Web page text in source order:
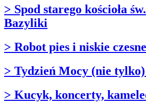
> Spod starego kościoła
Bazyliki
> Robot pies i niskie czesne
> Tydzień Mocy (nie
> Kucyk, koncerty,